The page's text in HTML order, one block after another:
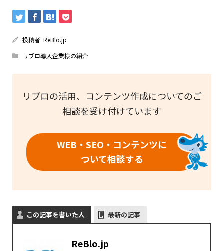
投稿者: ReBlo.jp
リブロ導入企業様の紹介
リブロの活用、コンテンツ作成についてのご
相談を受け付けています
WEB・SEO・コンテンツに
ついて相談する
この記事を書いた人 最新の記事
ReBlo.jp